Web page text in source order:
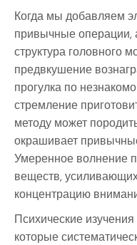
Когда мы добавляем
привычные операции,
структура головного
предвкушение
прогулка по
стремление
методу может
окрашивает
Умеренное волнение
веществ,
концентрацию
Психические
которые